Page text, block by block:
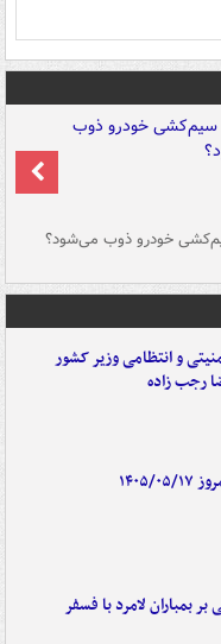
خودرو ذوب می‌شود؟
و انتظامی وزیر کشور
رجب زاده
۱۷
بمباران لامرد با فسفر